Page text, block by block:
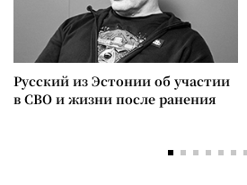
Русский из Эстонии об участии
в СВО и жизни после ранения